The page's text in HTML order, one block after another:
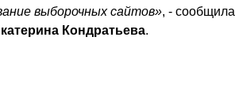
выборочных сайтов», - сообщила
Кондратьева.